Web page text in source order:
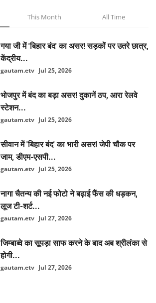
This Month All Time
गया जी में 'बिहार बंद' का असर! सड़कों पर उतरे छात्र,
केंद्रीय...
gautam.etv Jul 25, 2026
भोजपुर में बंद का बड़ा असर! दुकानें ठप, आरा रेलवे
स्टेशन...
gautam.etv Jul 25, 2026
सीवान में 'बिहार बंद' का भारी असर! जेपी चौक पर
जाम, डीएम-एसपी...
gautam.etv Jul 25, 2026
नागा चैतन्य की नई फोटो ने बढ़ाई फैंस की धड़कन,
लूज टी-शर्ट...
gautam.etv Jul 27, 2026
जिम्बाब्वे का सूपड़ा साफ करने के बाद अब श्रीलंका से
होगी...
gautam.etv Jul 27, 2026